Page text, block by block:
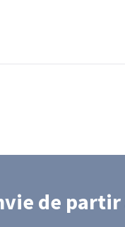
de partir